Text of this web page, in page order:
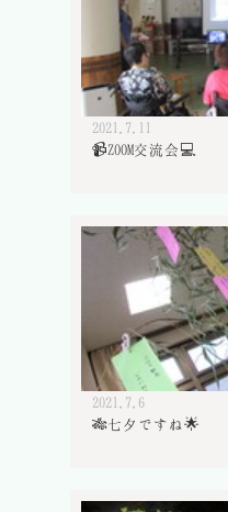
2021.7.11
📹ZOOM交流会💻
2021.7.6
🎋七夕ですね🌟